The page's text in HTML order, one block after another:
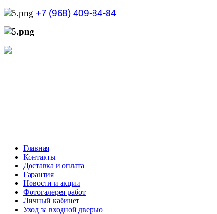
+7 (968) 409-84-84
Главная
Контакты
Доставка и оплата
Гарантия
Новости и акции
Фотогалерея работ
Личный кабинет
Уход за входной дверью